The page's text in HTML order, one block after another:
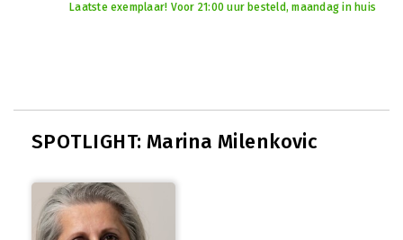
Laatste exemplaar! Voor 21:00 uur besteld, maandag in huis
SPOTLIGHT: Marina Milenkovic